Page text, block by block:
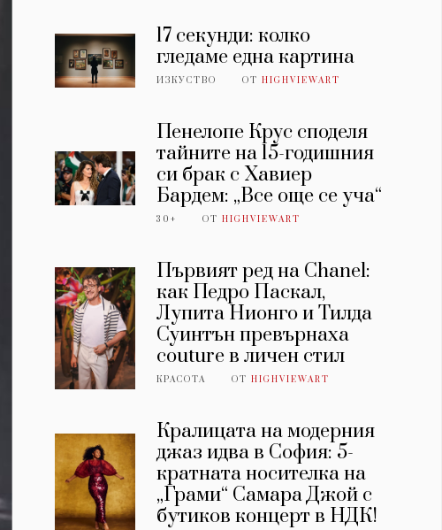
17 секунди: колко
гледаме една картина
ИЗКУСТВО ОТHIGHVIEWART
Пенелопе Крус споделя
тайните на 15-годишния
си брак с Хавиер
Бардем: „Все още се уча“
30+ ОТHIGHVIEWART
Първият ред на Chanel:
как Педро Паскал,
Лупита Нионго и Тилда
Суинтън превърнаха
couture в личен стил
КРАСОТА ОТHIGHVIEWART
Кралицата на модерния
джаз идва в София: 5-
кратната носителка на
„Грами“ Самара Джой с
бутиков концерт в НДК!